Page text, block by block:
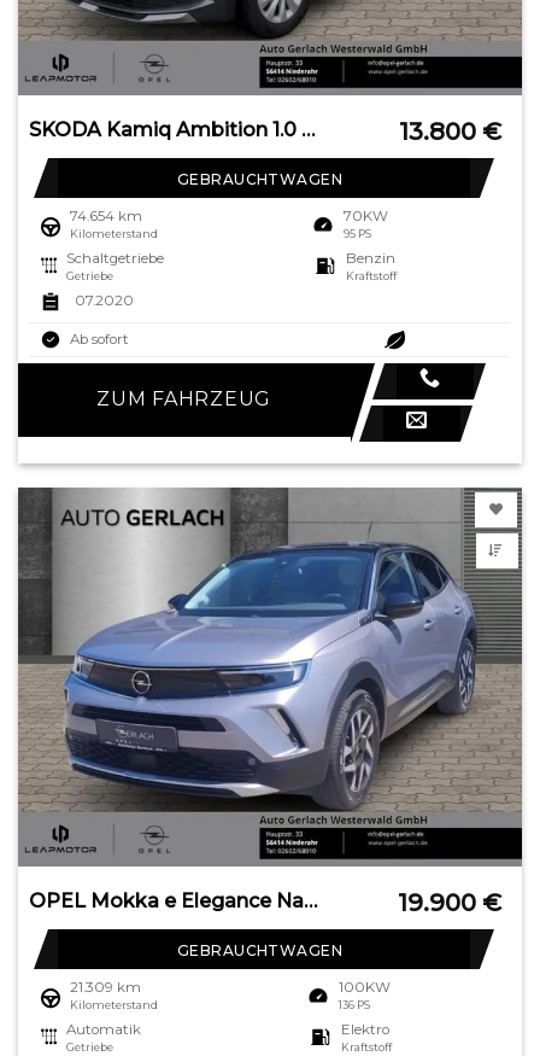
SKODA Kamiq Ambition 1.0 TSI EU6d-T LED Sperrdiff. DAB 13.800 €
GEBRAUCHTWAGEN
74.654 km
Kilometerstand
70KW
95 PS
Schaltgetriebe
Getriebe
Benzin
Kraftstoff
07.2020
Ab sofort
ZUM FAHRZEUG
OPEL Mokka e Elegance Navi Digitales Cockpit LED Appl 19.900 €
GEBRAUCHTWAGEN
21.309 km
Kilometerstand
100KW
136 PS
Automatik
Getriebe
Elektro
Kraftstoff